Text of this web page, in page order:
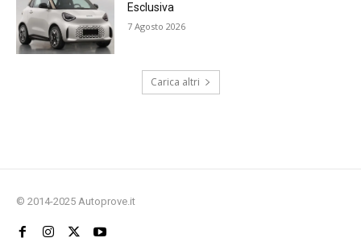
Esclusiva
7 Agosto 2026
Carica altri
© 2014-2025 Autoprove.it